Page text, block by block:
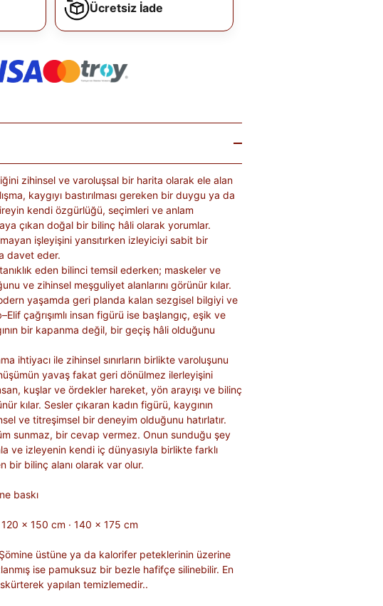
Ücretsiz İade
zihinsel ve varoluşsal bir harita olarak ele alan
kaygıyı bastırılması gereken bir duygu ya da
kendi özgürlüğü, seçimleri ve anlam
çıkan doğal bir bilinç hâli olarak yorumlar.
işleyişini yansıtırken izleyiciyi sabit bir
davet eder.
eden bilinci temsil ederken; maskeler ve
ve zihinsel meşguliyet alanlarını görünür kılar.
yaşamda geri planda kalan sezgisel bilgiyi ve
çağrışımlı insan figürü ise başlangıç, eşik ve
bir kapanma değil, bir geçiş hâli olduğunu
ihtiyacı ile zihinsel sınırların birlikte varoluşunu
yavaş fakat geri dönülmez ilerleyişini
kuşlar ve ördekler hareket, yön arayışı ve bilinç
kılar. Sesler çıkaran kadın figürü, kaygının
ve titreşimsel bir deneyim olduğunu hatırlatır.
sunmaz, bir cevap vermez. Onun sunduğu şey
ve izleyenin kendi iç dünyasıyla birlikte farklı
bir bilinç alanı olarak var olur.
baskı
× 150 cm · 140 × 175 cm
Şömine üstüne ya da kalorifer peteklerinin üzerine
ise pamuksuz bir bezle hafifçe silinebilir. En
yapılan temizlemedir..